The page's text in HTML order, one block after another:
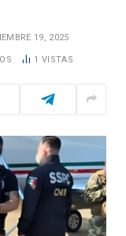
19, 2025
1 VISTAS